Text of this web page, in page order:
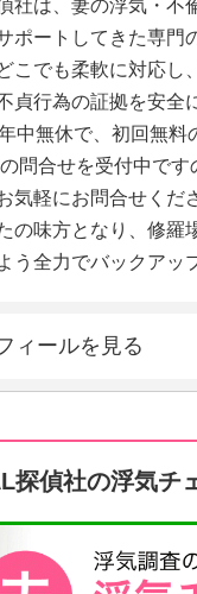
社は、妻の浮気・不
ポートしてきた専門
こでも柔軟に対応し
貞行為の証拠を安全
中無休で、初回無料
問合せを受付中です
気軽にお問合せくだ
の味方となり、修羅
う全力でバックアッ
ィールを見る
探偵社の浮気チ